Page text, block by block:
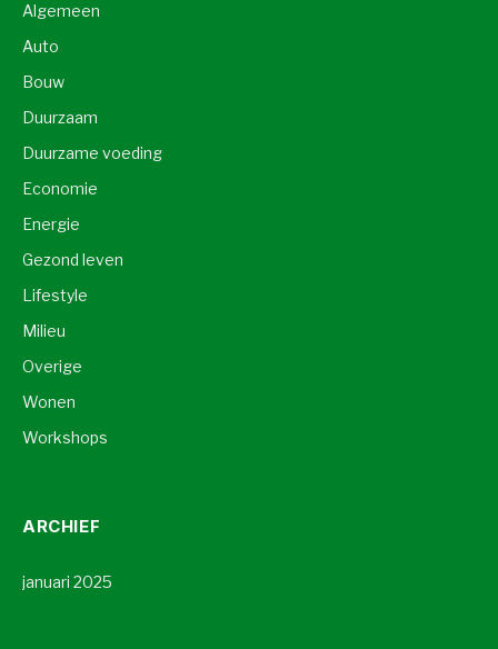
Algemeen
Auto
Bouw
Duurzaam
Duurzame voeding
Economie
Energie
Gezond leven
Lifestyle
Milieu
Overige
Wonen
Workshops
ARCHIEF
januari 2025